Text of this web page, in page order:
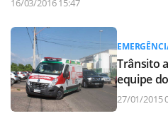
16/03/2016 15:47
Trânsito
equipe
27/01/2015